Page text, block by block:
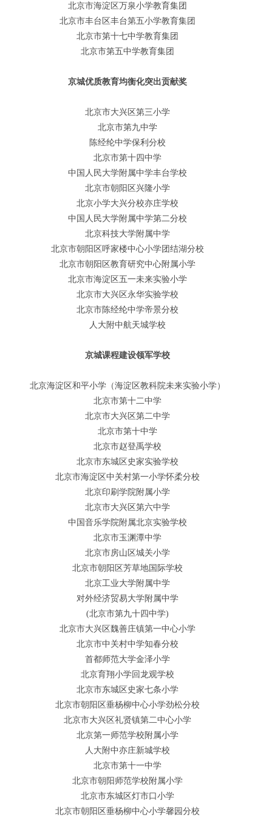
北京市海淀区万泉小学教育集团
北京市丰台区丰台第五小学教育集团
北京市第十七中学教育集团
北京市第五中学教育集团
京城优质教育均衡化突出贡献奖
北京市大兴区第三小学
北京市第九中学
陈经纶中学保利分校
北京市第十四中学
中国人民大学附属中学丰台学校
北京市朝阳区兴隆小学
北京小学大兴分校亦庄学校
中国人民大学附属中学第二分校
北京科技大学附属中学
北京市朝阳区呼家楼中心小学团结湖分校
北京市朝阳区教育研究中心附属小学
北京市海淀区五一未来实验小学
北京市大兴区永华实验学校
北京市陈经纶中学帝景分校
人大附中航天城学校
京城课程建设领军学校
北京海淀区和平小学 （海淀区教科院未来实验小学）
北京市第十二中学
北京市大兴区第二中学
北京市第十中学
北京市赵登禹学校
北京市东城区史家实验学校
北京市海淀区中关村第一小学怀柔分校
北京印刷学院附属小学
北京市大兴区第六中学
中国音乐学院附属北京实验学校
北京市玉渊潭中学
北京市房山区城关小学
北京市朝阳区芳草地国际学校
北京工业大学附属中学
对外经济贸易大学附属中学
(北京市第九十四中学)
北京市大兴区魏善庄镇第一中心小学
北京市中关村中学知春分校
首都师范大学金泽小学
北京育翔小学回龙观学校
北京市东城区史家七条小学
北京市朝阳区垂杨柳中心小学劲松分校
北京市大兴区礼贤镇第二中心小学
北京第一师范学校附属小学
人大附中亦庄新城学校
北京市第十一中学
北京市朝阳师范学校附属小学
北京市东城区灯市口小学
北京市朝阳区垂杨柳中心小学馨园分校